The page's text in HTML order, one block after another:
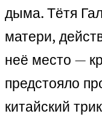
дыма. Тётя
матери,
неё место —
предстояло
китайский